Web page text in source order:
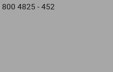
800 4825 - 452